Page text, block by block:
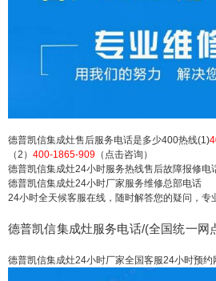
德普凯信集成灶售后服务电话是多少400热线(1)
（2） 400-1865-909 （点击咨询）
德普凯信集成灶24小时服务热线售后故障报修电
德普凯信集成灶24小时厂家服务维修总部电话
24小时全天候客服在线，随时解答您的疑问，专
德普凯信集成灶服务电话/(全国统一网
德普凯信集成灶24小时厂家全国客服24小时预约
服务热线售后故障报修电话 德
扫描二维码继续阅读